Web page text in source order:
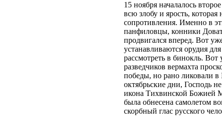
15 ноября началалось
всю злобу и ярость,
сопротивления. Именно в
панфиловцы, конники
продвигался вперед. Вот
устанавливаются орудия
рассмотреть в бинокль.
разведчиков вермахта
победы, но рано ликовали
октябрьские дни, Господь
икона Тихвинской Божией
была обнесена самолетом
скорбный глас русского